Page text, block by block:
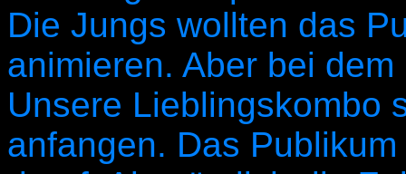
Die Jungs wollten das
animieren. Aber bei
Unsere Lieblingskombo
anfangen. Das